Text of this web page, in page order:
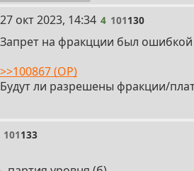
4
27 окт 2023, 14:34 4 101130
Запрет на фракцции был ошибкой
>>100867 (OP)
Будут ли разрешены фракции/
101133